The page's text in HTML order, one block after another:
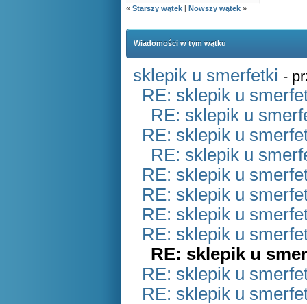
« Starszy wątek | Nowszy wątek »
Wiadomości w tym wątku
sklepik u smerfetki -
RE: sklepik u
RE: sklepik u
RE: sklepik u
RE: sklepik u
RE: sklepik u
RE: sklepik u
RE: sklepik u
RE: sklepik u
RE: sklepik u
RE: sklepik u
RE: sklepik u